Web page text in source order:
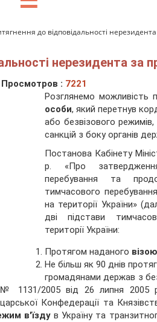
до відповідальності
нерезидента за
Просмотров : 7221
Розглянемо можливість
особи, який перетнув
або безвізового
санкцій з боку органів
Постанова Кабінету
р. «Про
перебування та
тимчасового
на території України»
дві підстави
території України:
Протягом наданого візою
Не більш як 90 днів
громадянами держав з
№ 1131/2005 від 26 липня 2005
Конфедерації та
в'їзду в Україну та